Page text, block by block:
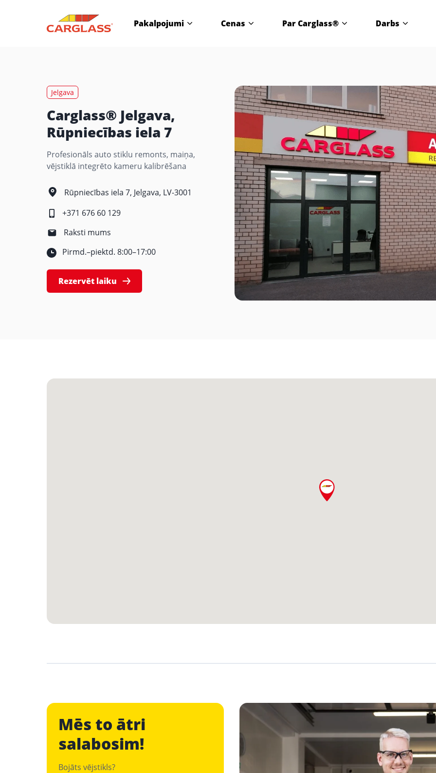
Pakalpojumi Cenas Par Carglass® Darbs
Jelgava
Carglass® Jelgava,
Rūpniecības iela 7
Profesionāls auto stiklu remonts, maiņa,
vējstiklā integrēto kameru kalibrēšana
Rūpniecības iela 7, Jelgava, LV-3001
+371 676 60 129
Raksti mums
Pirmd.–piektd. 8:00–17:00
Rezervēt laiku
Mēs to ātri
salabosim!
Bojāts vējstikls?